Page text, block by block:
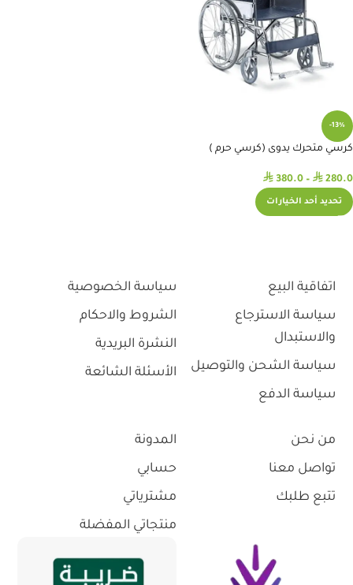
-13%
كرسي متحرك يدوى (كرسي حرم )
⃁ 280.0
–
⃁ 380.0
تحديد أحد الخيارات
اتفاقية البيع
سياسة الاسترجاع
والاستبدال
سياسة الشحن والتوصيل
سياسة الدفع
سياسة الخصوصية
الشروط والاحكام
النشرة البريدية
الأسئلة الشائعة
من نحن
تواصل معنا
تتبع طلبك
المدونة
حسابي
مشترياتي
منتجاتي المفضلة